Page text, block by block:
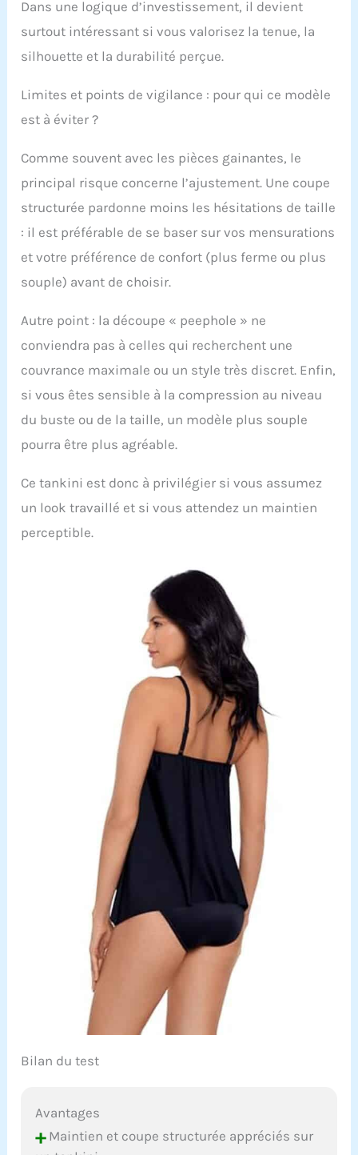
Dans une logique d’investissement, il devient
surtout intéressant si vous valorisez la tenue, la
silhouette et la durabilité perçue.
Limites et points de vigilance : pour qui ce modèle
est à éviter ?
Comme souvent avec les pièces gainantes, le
principal risque concerne l’ajustement. Une coupe
structurée pardonne moins les hésitations de taille
: il est préférable de se baser sur vos mensurations
et votre préférence de confort (plus ferme ou plus
souple) avant de choisir.
Autre point : la découpe « peephole » ne
conviendra pas à celles qui recherchent une
couvrance maximale ou un style très discret. Enfin,
si vous êtes sensible à la compression au niveau
du buste ou de la taille, un modèle plus souple
pourra être plus agréable.
Ce tankini est donc à privilégier si vous assumez
un look travaillé et si vous attendez un maintien
perceptible.
Bilan du test
Avantages
+Maintien et coupe structurée appréciés sur